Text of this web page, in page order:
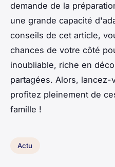
demande de la
une grande capacité
conseils de cet article,
chances de votre côté
inoubliable, riche en
partagées. Alors,
profitez pleinement de
famille !
Actu